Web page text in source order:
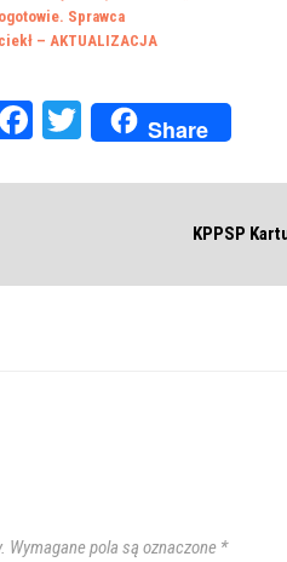
Sprawca
– AKTUALIZACJA
Facebook
Twitter
Share
KPPSP
Wymagane pola są oznaczone *